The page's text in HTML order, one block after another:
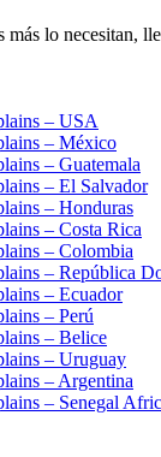
más lo necesitan,
– USA
– México
– Guatemala
– El Salvador
– Honduras
– Costa Rica
– Colombia
– República
– Ecuador
– Perú
– Belice
– Uruguay
– Argentina
– Senegal